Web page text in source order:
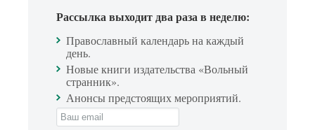
Рассылка выходит два раза в неделю:
Православный календарь на каждый
день.
Новые книги издательства «Вольный
странник».
Анонсы предстоящих мероприятий.